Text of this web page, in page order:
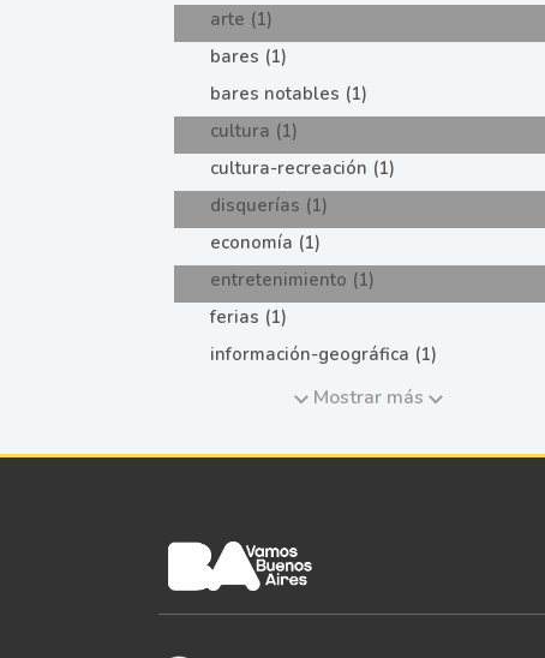
arte (1)
bares (1)
bares notables (1)
cultura (1)
cultura-recreación (1)
disquerías (1)
economía (1)
entretenimiento (1)
ferias (1)
información-geográfica (1)
Mostrar más